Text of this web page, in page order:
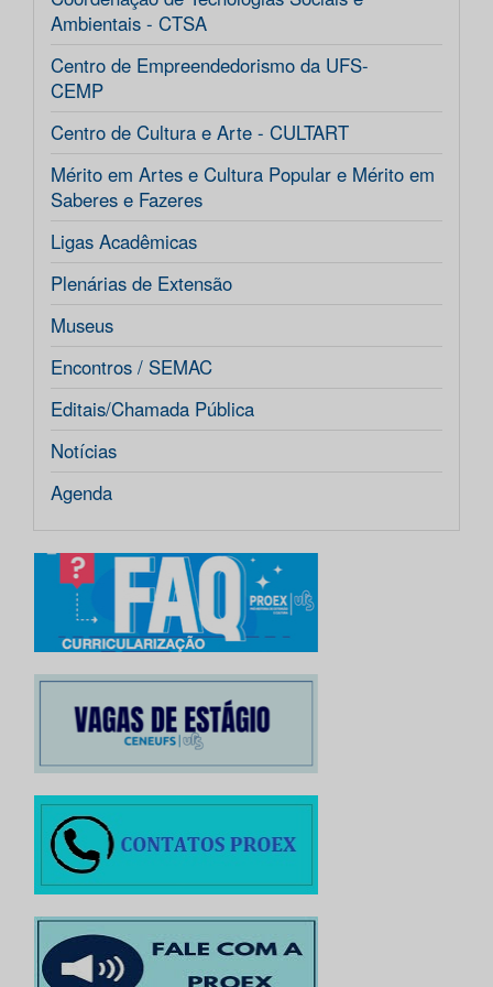
Ambientais - CTSA
Centro de Empreendedorismo da UFS-
CEMP
Centro de Cultura e Arte - CULTART
Mérito em Artes e Cultura Popular e Mérito em
Saberes e Fazeres
Ligas Acadêmicas
Plenárias de Extensão
Museus
Encontros / SEMAC
Editais/Chamada Pública
Notícias
Agenda